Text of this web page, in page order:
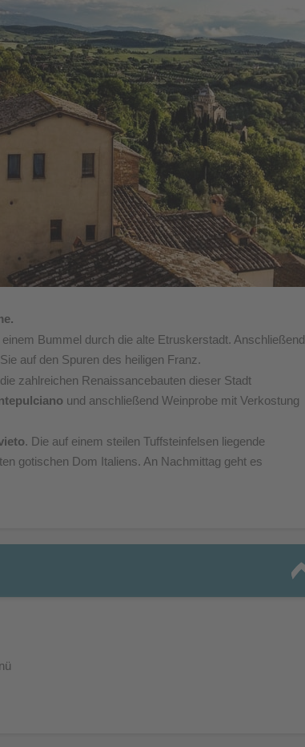
einem Bummel durch die alte Etruskerstadt. Anschließend
auf den Spuren des heiligen Franz.
zahlreichen Renaissancebauten dieser Stadt
und anschließend Weinprobe mit Verkostung
. Die auf einem steilen Tuffsteinfelsen liegende
gotischen Dom Italiens. An Nachmittag geht es